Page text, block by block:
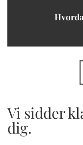
Vi sidder
dig.